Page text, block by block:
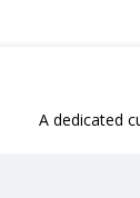
A dedicated